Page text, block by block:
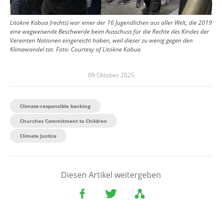
Litokne Kabua (rechts) war einer der 16 Jugendlichen aus aller Welt, die 2019
eine wegweisende Beschwerde beim Ausschuss für die Rechte des Kindes der
Vereinten Nationen eingereicht haben, weil dieser zu wenig gegen den
Klimawandel tat. Foto: Courtesy of Litokne Kabua
09 Oktober 2025
Climate-responsible banking
Churches Commitment to Children
Climate Justice
Diesen Artikel weitergeben